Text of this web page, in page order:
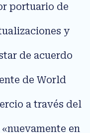
portuario de
y
de acuerdo
de World
a través del
en